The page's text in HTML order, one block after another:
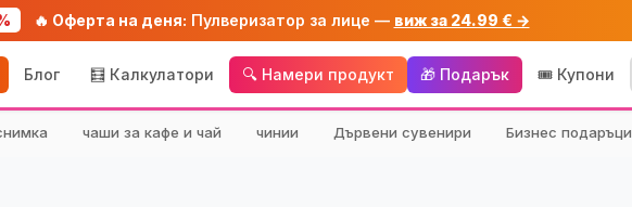
🔥 Оферта на деня: Пулверизатор за лице — виж за 24.99 € →
Блог 🧮 Калкулатори 🔍 Намери продукт 🎁 Подарък 🎟️ Купони
чаши за кафе и чай чинии Дървени сувенири Бизнес подаръци